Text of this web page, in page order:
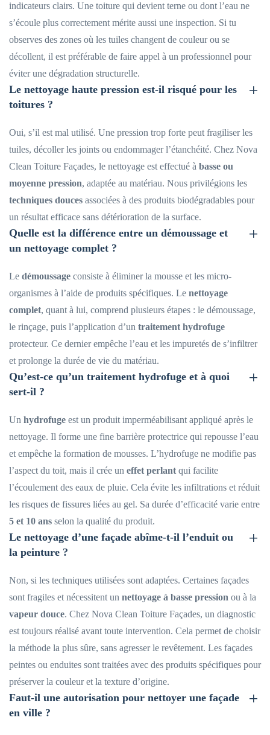
indicateurs clairs. Une toiture qui devient terne ou dont l’eau ne
s’écoule plus correctement mérite aussi une inspection. Si tu
observes des zones où les tuiles changent de couleur ou se
décollent, il est préférable de faire appel à un professionnel pour
éviter une dégradation structurelle.
Le nettoyage haute pression est-il risqué pour les
toitures ?
Oui, s’il est mal utilisé. Une pression trop forte peut fragiliser les
tuiles, décoller les joints ou endommager l’étanchéité. Chez Nova
Clean Toiture Façades, le nettoyage est effectué à basse ou
moyenne pression, adaptée au matériau. Nous privilégions les
techniques douces associées à des produits biodégradables pour
un résultat efficace sans détérioration de la surface.
Quelle est la différence entre un démoussage et
un nettoyage complet ?
Le démoussage consiste à éliminer la mousse et les micro-
organismes à l’aide de produits spécifiques. Le nettoyage
complet, quant à lui, comprend plusieurs étapes : le démoussage,
le rinçage, puis l’application d’un traitement hydrofuge
protecteur. Ce dernier empêche l’eau et les impuretés de s’infiltrer
et prolonge la durée de vie du matériau.
Qu’est-ce qu’un traitement hydrofuge et à quoi
sert-il ?
Un hydrofuge est un produit imperméabilisant appliqué après le
nettoyage. Il forme une fine barrière protectrice qui repousse l’eau
et empêche la formation de mousses. L’hydrofuge ne modifie pas
l’aspect du toit, mais il crée un effet perlant qui facilite
l’écoulement des eaux de pluie. Cela évite les infiltrations et réduit
les risques de fissures liées au gel. Sa durée d’efficacité varie entre
5 et 10 ans selon la qualité du produit.
Le nettoyage d’une façade abîme-t-il l’enduit ou
la peinture ?
Non, si les techniques utilisées sont adaptées. Certaines façades
sont fragiles et nécessitent un nettoyage à basse pression ou à la
vapeur douce. Chez Nova Clean Toiture Façades, un diagnostic
est toujours réalisé avant toute intervention. Cela permet de choisir
la méthode la plus sûre, sans agresser le revêtement. Les façades
peintes ou enduites sont traitées avec des produits spécifiques pour
préserver la couleur et la texture d’origine.
Faut-il une autorisation pour nettoyer une façade
en ville ?